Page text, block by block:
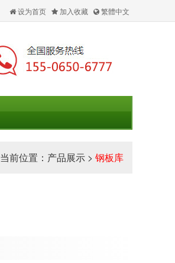
设为首页 加入收藏 繁體中文
当前位置： 产品展示 > 钢板库